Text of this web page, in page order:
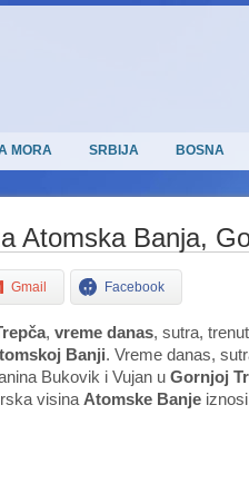
MORA SRBIJA BOSNA
Atomska Banja,
Gmail Facebook
, vreme danas, sutra,
Banji. Vreme danas,
Bukovik i Vujan u Gornjoj
visina Atomske Banje